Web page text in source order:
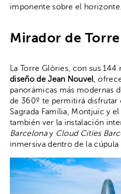
imponente sobre el horizonte.
Mirador de
La Torre Glòries, con sus 144
diseño de Jean Nouvel,
panorámicas más modernas
de 360º te permitirá disfrutar
Sagrada Família, Montjuïc y
también ver la instalación
Barcelonay Cloud Cities
inmersiva dentro de la cúpula